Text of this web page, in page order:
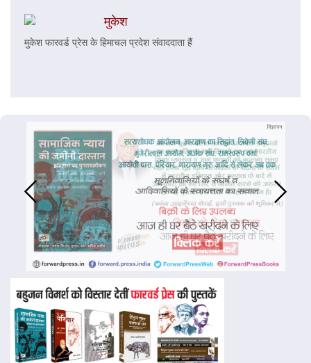
मुकेश
मुकेश फारवर्ड प्रेस के हिमाचल प्रदेश संवाददाता हैं